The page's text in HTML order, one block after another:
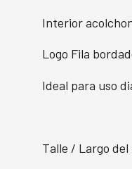
Interior
Logo Fila
Ideal para uso
Talle / Largo del